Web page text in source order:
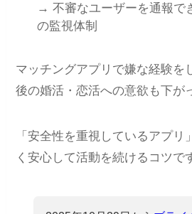
→ 不審なユーザーを通報で
の監視体制
マッチングアプリで嫌な経験を
後の婚活・恋活への意欲も下が
「安全性を重視しているアプ
く安心して活動を続けるコツで